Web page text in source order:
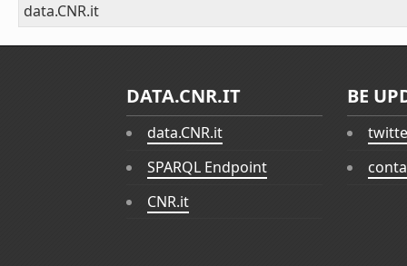
data.CNR.it
DATA.CNR.IT
data.CNR.it
SPARQL Endpoint
CNR.it
BE